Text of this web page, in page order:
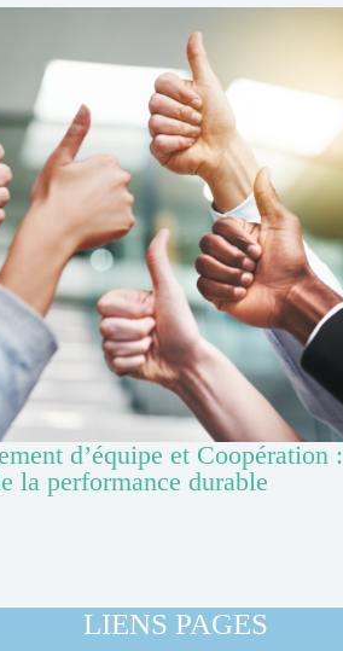
d’équipe et Coopération :
la performance durable
LIENS PAGES